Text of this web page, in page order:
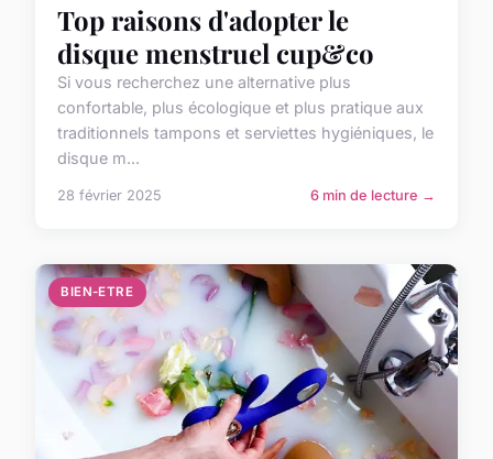
Top raisons d'adopter le
disque menstruel cup&co
Si vous recherchez une alternative plus
confortable, plus écologique et plus pratique aux
traditionnels tampons et serviettes hygiéniques, le
disque m...
28 février 2025 6 min de lecture →
BIEN-ETRE